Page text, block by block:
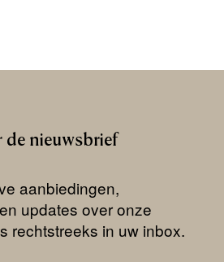
de nieuwsbrief
aanbiedingen,
updates over onze
rechtstreeks in uw inbox.